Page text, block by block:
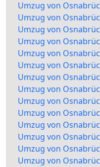
Umzug von
Umzug von
Umzug von
Umzug von
Umzug von
Umzug von
Umzug von
Umzug von
Umzug von
Umzug von
Umzug von
Umzug von
Umzug von
Umzug von